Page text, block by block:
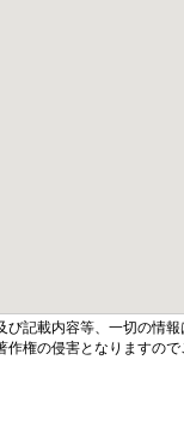
び記載内容等、一切の情
権の侵害となりますので